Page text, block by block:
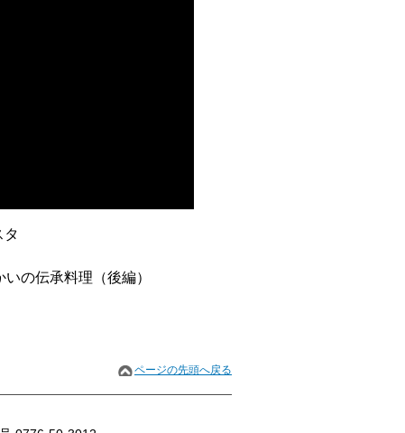
タ
の伝承料理（後編）
ページの先頭へ戻る